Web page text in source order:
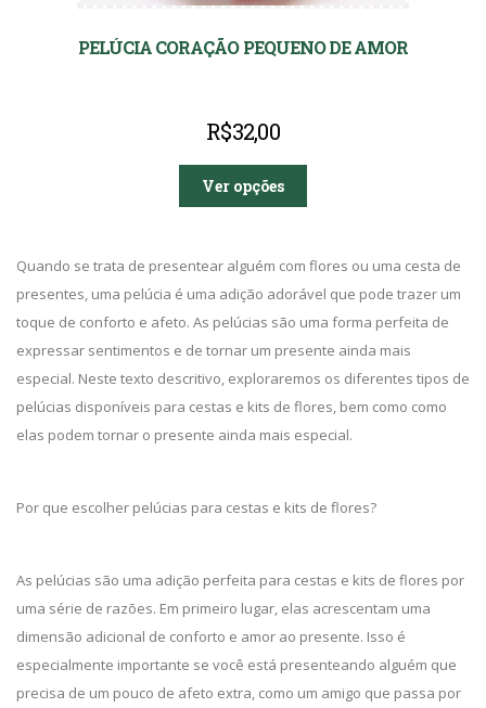
PELÚCIA CORAÇÃO PEQUENO DE AMOR
R$32,00
Ver opções
Quando se trata de presentear alguém com flores ou uma cesta de
presentes, uma pelúcia é uma adição adorável que pode trazer um
toque de conforto e afeto. As pelúcias são uma forma perfeita de
expressar sentimentos e de tornar um presente ainda mais
especial. Neste texto descritivo, exploraremos os diferentes tipos de
pelúcias disponíveis para cestas e kits de flores, bem como como
elas podem tornar o presente ainda mais especial.
Por que escolher pelúcias para cestas e kits de flores?
As pelúcias são uma adição perfeita para cestas e kits de flores por
uma série de razões. Em primeiro lugar, elas acrescentam uma
dimensão adicional de conforto e amor ao presente. Isso é
especialmente importante se você está presenteando alguém que
precisa de um pouco de afeto extra, como um amigo que passa por